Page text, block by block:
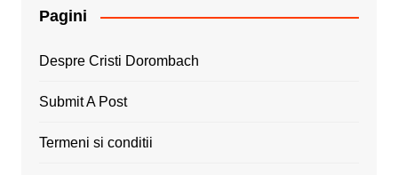
Pagini
Despre Cristi Dorombach
Submit A Post
Termeni si conditii